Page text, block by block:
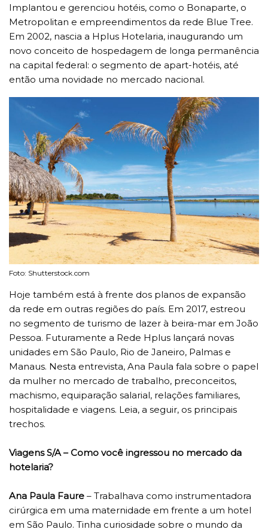
Implantou e gerenciou hotéis, como o Bonaparte, o
Metropolitan e empreendimentos da rede Blue Tree.
Em 2002, nascia a Hplus Hotelaria, inaugurando um
novo conceito de hospedagem de longa permanência
na capital federal: o segmento de apart-hotéis, até
então uma novidade no mercado nacional.
Foto: Shutterstock.com
Hoje também está à frente dos planos de expansão
da rede em outras regiões do país. Em 2017, estreou
no segmento de turismo de lazer à beira-mar em João
Pessoa. Futuramente a Rede Hplus lançará novas
unidades em São Paulo, Rio de Janeiro, Palmas e
Manaus. Nesta entrevista, Ana Paula fala sobre o papel
da mulher no mercado de trabalho, preconceitos,
machismo, equiparação salarial, relações familiares,
hospitalidade e viagens. Leia, a seguir, os principais
trechos.
Viagens S/A – Como você ingressou no mercado da
hotelaria?
Ana Paula Faure – Trabalhava como instrumentadora
cirúrgica em uma maternidade em frente a um hotel
em São Paulo. Tinha curiosidade sobre o mundo da